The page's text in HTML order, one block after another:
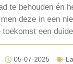
te behouden én
deze in een
toekomst een
05-07-2025